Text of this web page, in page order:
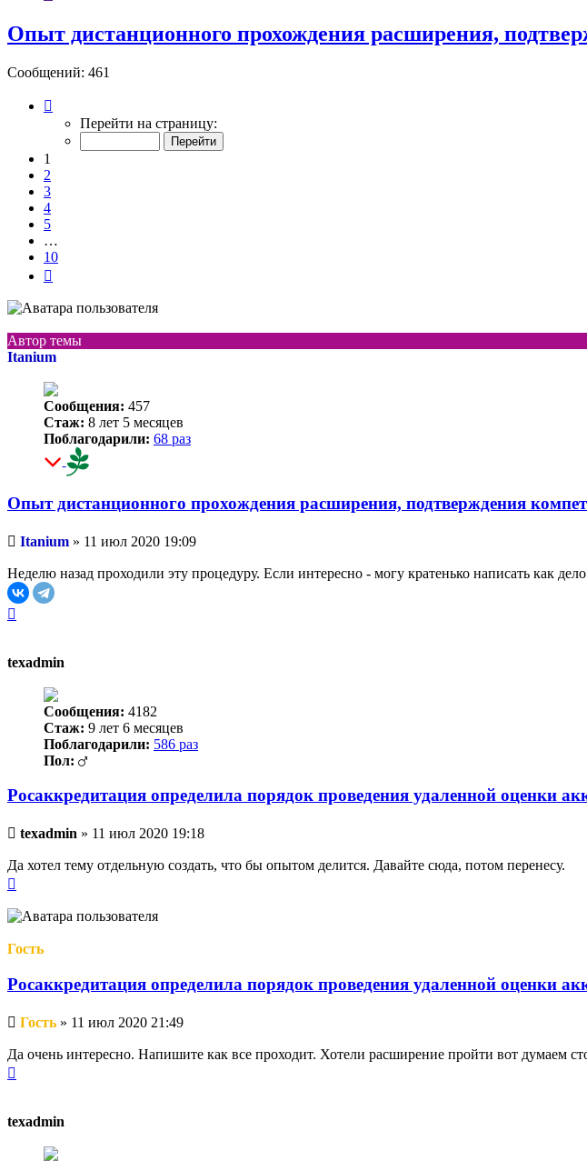
Опыт дистанционного прохождения расширения,
Сообщений: 461
Перейти на страницу:
1
2
3
4
5
…
10
Автор темы
Itanium
Сообщения: 457
Стаж: 8 лет 5 месяцев
Поблагодарили: 68 раз
Опыт дистанционного прохождения расширения, подтверждения
Непрочитанное
Itanium » 11 июл 2020 19:09
Неделю назад проходили эту процедуру. Если интересно - могу кратенько написать как
texadmin
Сообщения: 4182
Стаж: 9 лет 6 месяцев
Поблагодарили: 586 раз
Пол:
Росаккредитация определила порядок проведения удаленной оценки
Непрочитанное
texadmin » 11 июл 2020 19:18
Да хотел тему отдельную создать, что бы опытом делится. Давайте сюда, потом перенесу.
началу
Гость
Росаккредитация определила порядок проведения удаленной оценки
Непрочитанное
Гость » 11 июл 2020 21:49
Да очень интересно. Напишите как все проходит. Хотели расширение пройти вот думаем
texadmin